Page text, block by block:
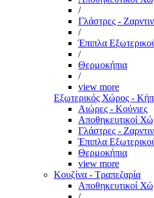
/
Γλάστρες -
/
Έπιπλα
/
Θερμοκήπια
/
view more
Εξωτερικός Χώρος -
Αιώρες - Κούνιες
Αποθηκευτικοί
Γλάστρες -
Έπιπλα
Θερμοκήπια
view more
Κουζίνα - Τραπεζαρία
Αποθηκευτικοί